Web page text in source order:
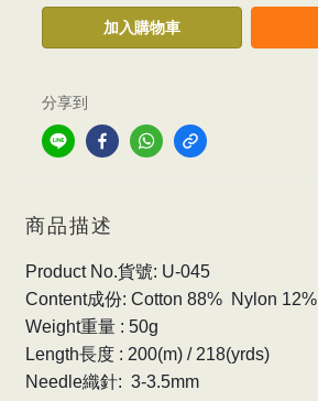
加入購物車
分享到
商品描述
Product No.貨號: U-045
Content成份: Cotton 88% Nylon 12%
Weight重量 : 50g
Length長度 : 200(m) / 218(yrds)
Needle織針: 3-3.5mm